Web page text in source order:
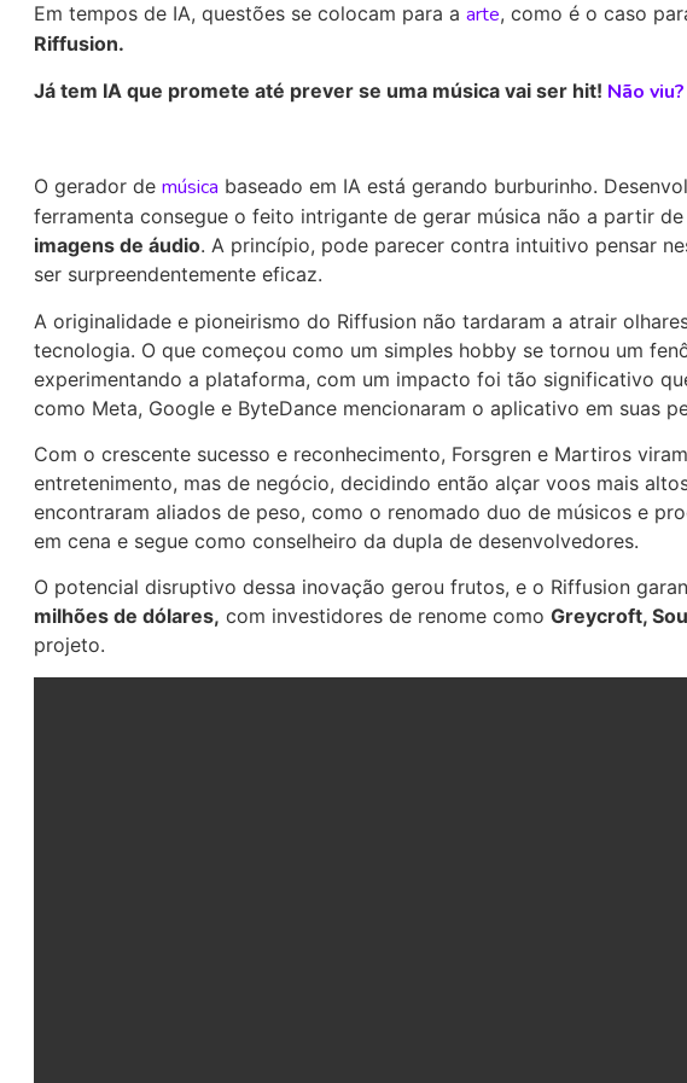
Em tempos de IA, questões se colocam para a arte, como é o caso
Riffusion.
Já tem IA que promete até prever se uma música vai ser hit! Não
O gerador de música baseado em IA está gerando burburinho.
ferramenta consegue o feito intrigante de gerar música não a partir
imagens de áudio. A princípio, pode parecer contra intuitivo pensar
ser surpreendentemente eficaz.
A originalidade e pioneirismo do Riffusion não tardaram a atrair
tecnologia. O que começou como um simples hobby se tornou um
experimentando a plataforma, com um impacto foi tão significativo
como Meta, Google e ByteDance mencionaram o aplicativo em suas
Com o crescente sucesso e reconhecimento, Forsgren e Martiros
entretenimento, mas de negócio, decidindo então alçar voos mais
encontraram aliados de peso, como o renomado duo de músicos e
em cena e segue como conselheiro da dupla de desenvolvedores.
O potencial disruptivo dessa inovação gerou frutos, e o Riffusion
milhões de dólares, com investidores de renome como Greycroft,
projeto.